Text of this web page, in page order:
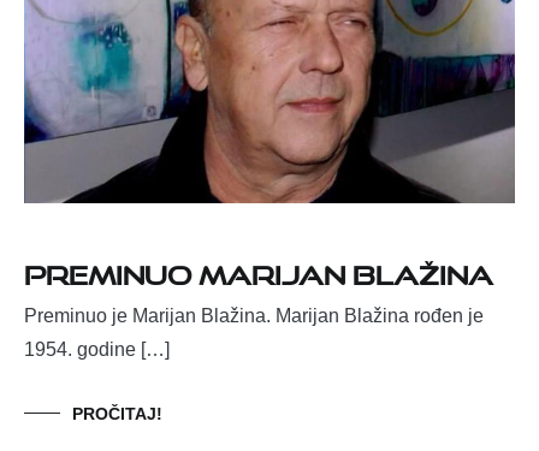
Preminuo Marijan Blažina
Preminuo je Marijan Blažina. Marijan Blažina rođen je
1954. godine […]
PROČITAJ!